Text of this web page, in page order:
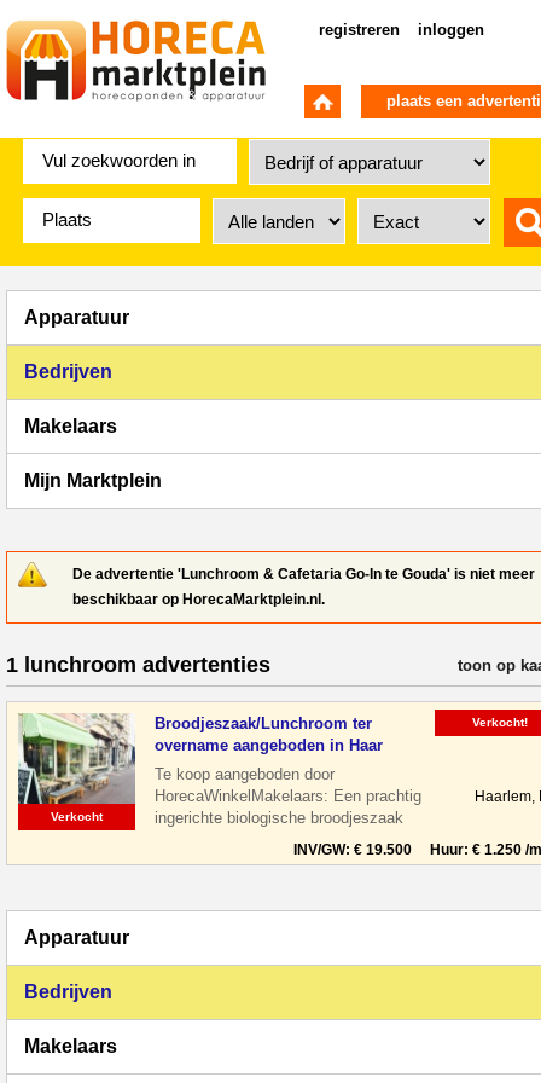
registreren inloggen
plaats een
Apparatuur
Bedrijven
Makelaars
Mijn Marktplein
De advertentie 'Lunchroom & Cafetaria Go-In te Gouda' is niet meer
beschikbaar op HorecaMarktplein.nl.
1 lunchroom advertenties verfijn
toon op
Verkocht
Broodjeszaak/Lunchroom ter
overname aangeboden in Haar
Te koop aangeboden door
HorecaWinkelMakelaars: Een prachtig
ingerichte biologische broodjeszaak
gelegen midden in het centrum van
Haarlem tussen de le
Haarlem,
INV/GW: € 19.500 Huur: € 1.250 /
Verkocht!
Apparatuur
Bedrijven
Makelaars